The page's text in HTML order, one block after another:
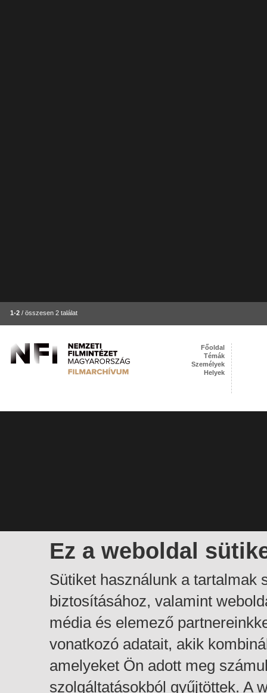
1-2 / összesen 2 találat
Ez a weboldal
Sütiket használunk a tartalmak
biztosításához, valamint
média és elemező
vonatkozó adatait, akik
amelyeket Ön adott meg
szolgáltatásokból gyűjtöttek. A
Főoldal
Témák
Személyek
Helyek